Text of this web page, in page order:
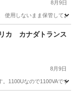
8月9日
使用しないまま保管して
カ カナダトランス
8月9日
1100Uなので1100VAです